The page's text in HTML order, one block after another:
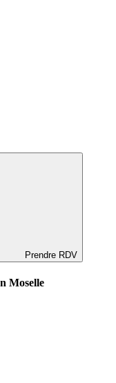
Prendre RDV
Moselle